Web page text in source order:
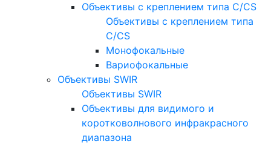
Объективы с креплением типа C/CS
Объективы с креплением типа
C/CS
Монофокальные
Вариофокальные
Объективы SWIR
Объективы SWIR
Объективы для видимого и
коротковолнового инфракрасного
диапазона